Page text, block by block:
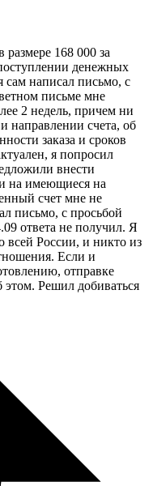
размере 168 000 за
денежных
сам написал письмо, с
письме мне
2 недель, причем ни
направлении счета, об
заказа и сроков
я попросил
внести
на имеющиеся на
счет мне не
письмо, с просьбой
ответа не получил. Я
всей России, и никто из
Если и
отправке
этом. Решил добиваться